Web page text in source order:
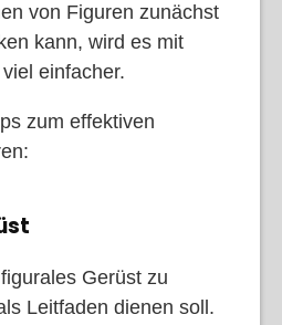
von Figuren zunächst
kann, wird es mit
einfacher.
zum effektiven
Gerüst zu
Leitfaden dienen soll.